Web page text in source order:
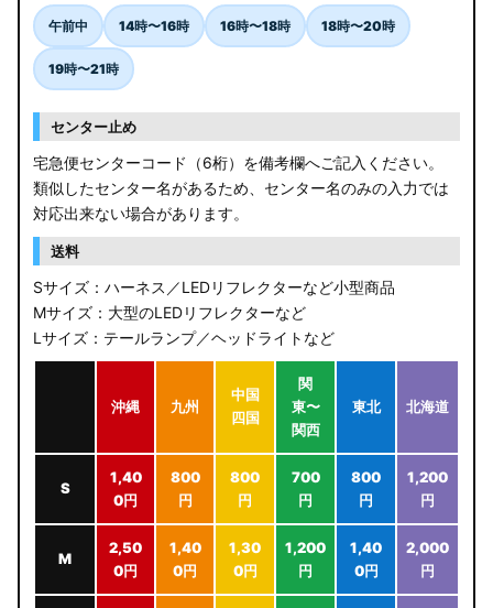
午前中 14時〜16時 16時〜18時 18時〜20時
19時〜21時
センター止め
宅急便センターコード（6桁）を備考欄へご記入ください。
類似したセンター名があるため、センター名のみの入力では
対応出来ない場合があります。
送料
Sサイズ：ハーネス／LEDリフレクターなど小型商品
Mサイズ：大型のLEDリフレクターなど
Lサイズ：テールランプ／ヘッドライトなど
沖縄 九州
中国
四国
関
東〜
関西
東北 北海道
S
1,40
0円
800
円
800
円
700
円
800
円
1,200
円
M
2,50
0円
1,40
0円
1,30
0円
1,200
円
1,40
0円
2,000
円